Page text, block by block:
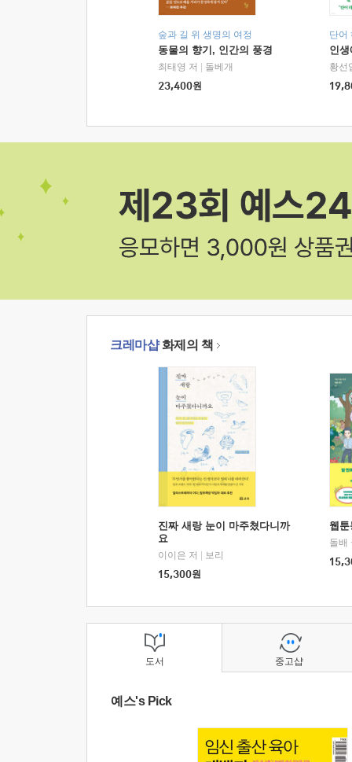
숲과 길 위 생명의 여정
동물의 향기, 인간의 풍경
최태영 저
돌베개
23,400원
단어
인
황선
크레마샵화제의 책
진짜 새랑 눈이 마주쳤다니까
요
이이은 저
보리
15,300원
웹
돌배
도서
예스's Pick
중고샵